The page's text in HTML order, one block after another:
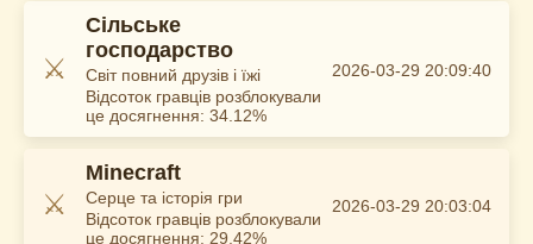
⚔️
Сільське
господарство
Світ повний друзів і їжі
Відсоток гравців розблокували
це досягнення: 34.12%
2026-03-29 20:09:40
⚔️
Minecraft
Серце та історія гри
Відсоток гравців розблокували
це досягнення: 29.42%
2026-03-29 20:03:04